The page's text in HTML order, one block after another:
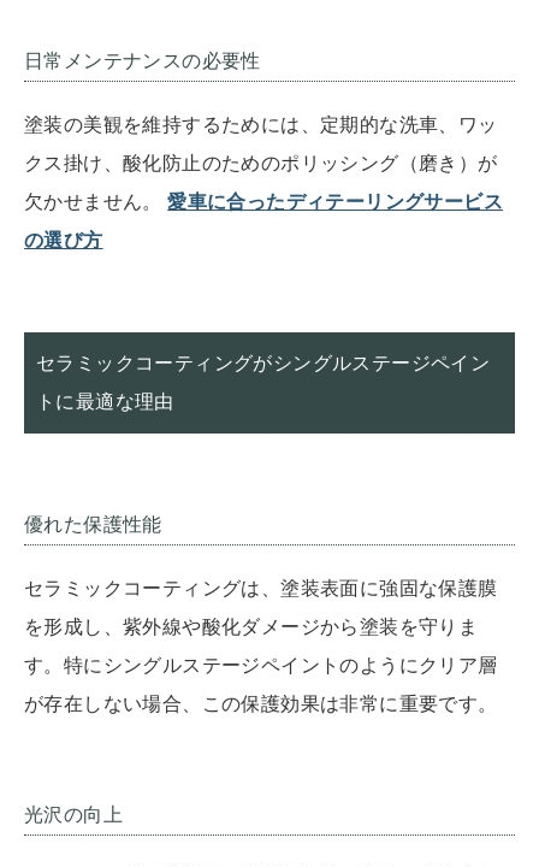
日常メンテナンスの必要性
塗装の美観を維持するためには、定期的な洗車、ワッ
クス掛け、酸化防止のためのポリッシング（磨き）が
欠かせません。愛車に合ったディテーリングサービス
の選び方
セラミックコーティングがシングルステージペイン
トに最適な理由
優れた保護性能
セラミックコーティングは、塗装表面に強固な保護膜
を形成し、紫外線や酸化ダメージから塗装を守りま
す。特にシングルステージペイントのようにクリア層
が存在しない場合、この保護効果は非常に重要です。
光沢の向上